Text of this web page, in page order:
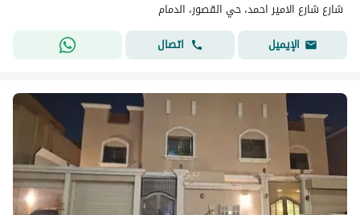
شارع شارع الامير احمد، حي القصور، الدمام
الإيميل
اتصال